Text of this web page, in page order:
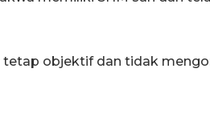
objektif dan tidak